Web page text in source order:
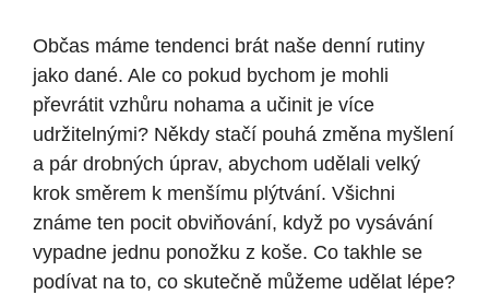
Občas máme tendenci brát naše denní rutiny
jako dané. Ale co pokud bychom je mohli
převrátit vzhůru nohama a učinit je více
udržitelnými? Někdy stačí pouhá změna myšlení
a pár drobných úprav, abychom udělali velký
krok směrem k menšímu plýtvání. Všichni
známe ten pocit obviňování, když po vysávání
vypadne jednu ponožku z koše. Co takhle se
podívat na to, co skutečně můžeme udělat lépe?